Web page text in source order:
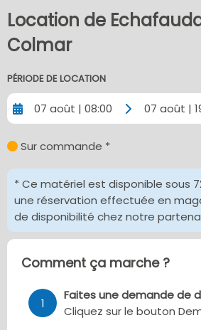
Location de
Colmar
PÉRIODE DE LOCATION
07 août | 08:00 07 août |
Sur commande *
* Ce matériel est disponible sous
une réservation effectuée en
de disponibilité chez notre
Comment ça marche ?
1
Faites une demande de
Cliquez sur le bouton